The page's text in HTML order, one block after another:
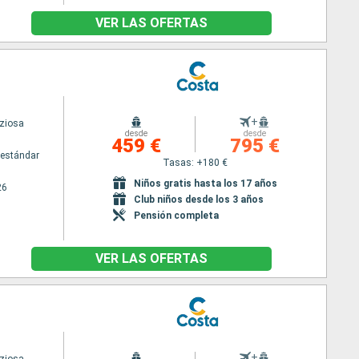
VER LAS OFERTAS
desde
459 €
+
desde
795 €
Tasas: +180 €
Niños gratis hasta los 17 años
Club niños desde los 3 años
Pensión completa
VER LAS OFERTAS